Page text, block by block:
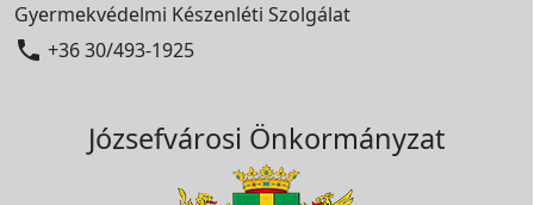
Gyermekvédelmi Készenléti Szolgálat
 +36 30/493-1925
Józsefvárosi Önkormányzat